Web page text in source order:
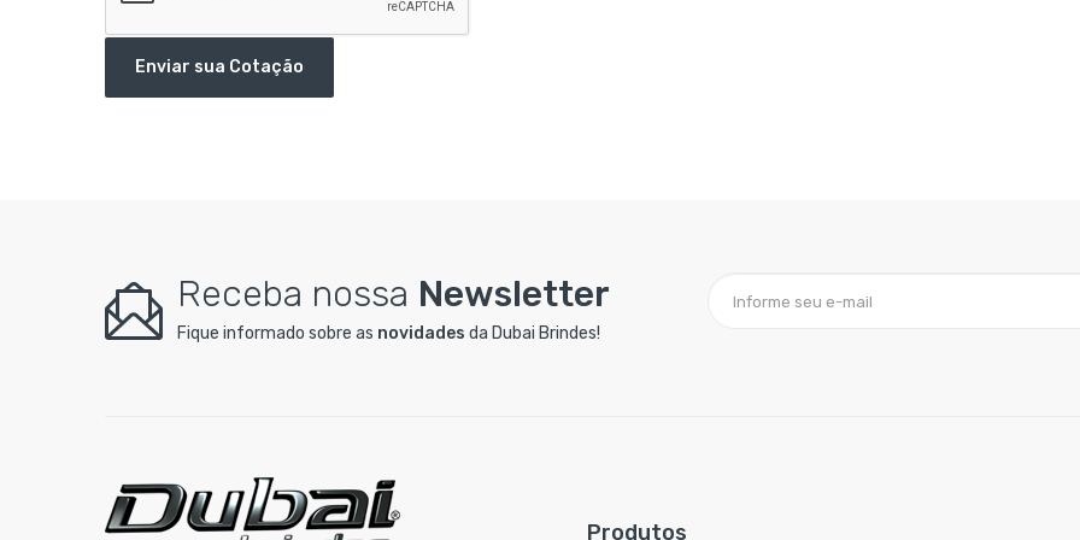
Enviar sua Cotação
Receba nossa Newsletter
Fique informado sobre as novidades da Dubai Brindes!
Produtos